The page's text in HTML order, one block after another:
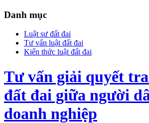
Danh mục
Luật sư đất đai
Tư vấn luật đất đai
Kiến thức luật đất đai
Tư vấn giải quyết
đất đai giữa người
doanh nghiệp